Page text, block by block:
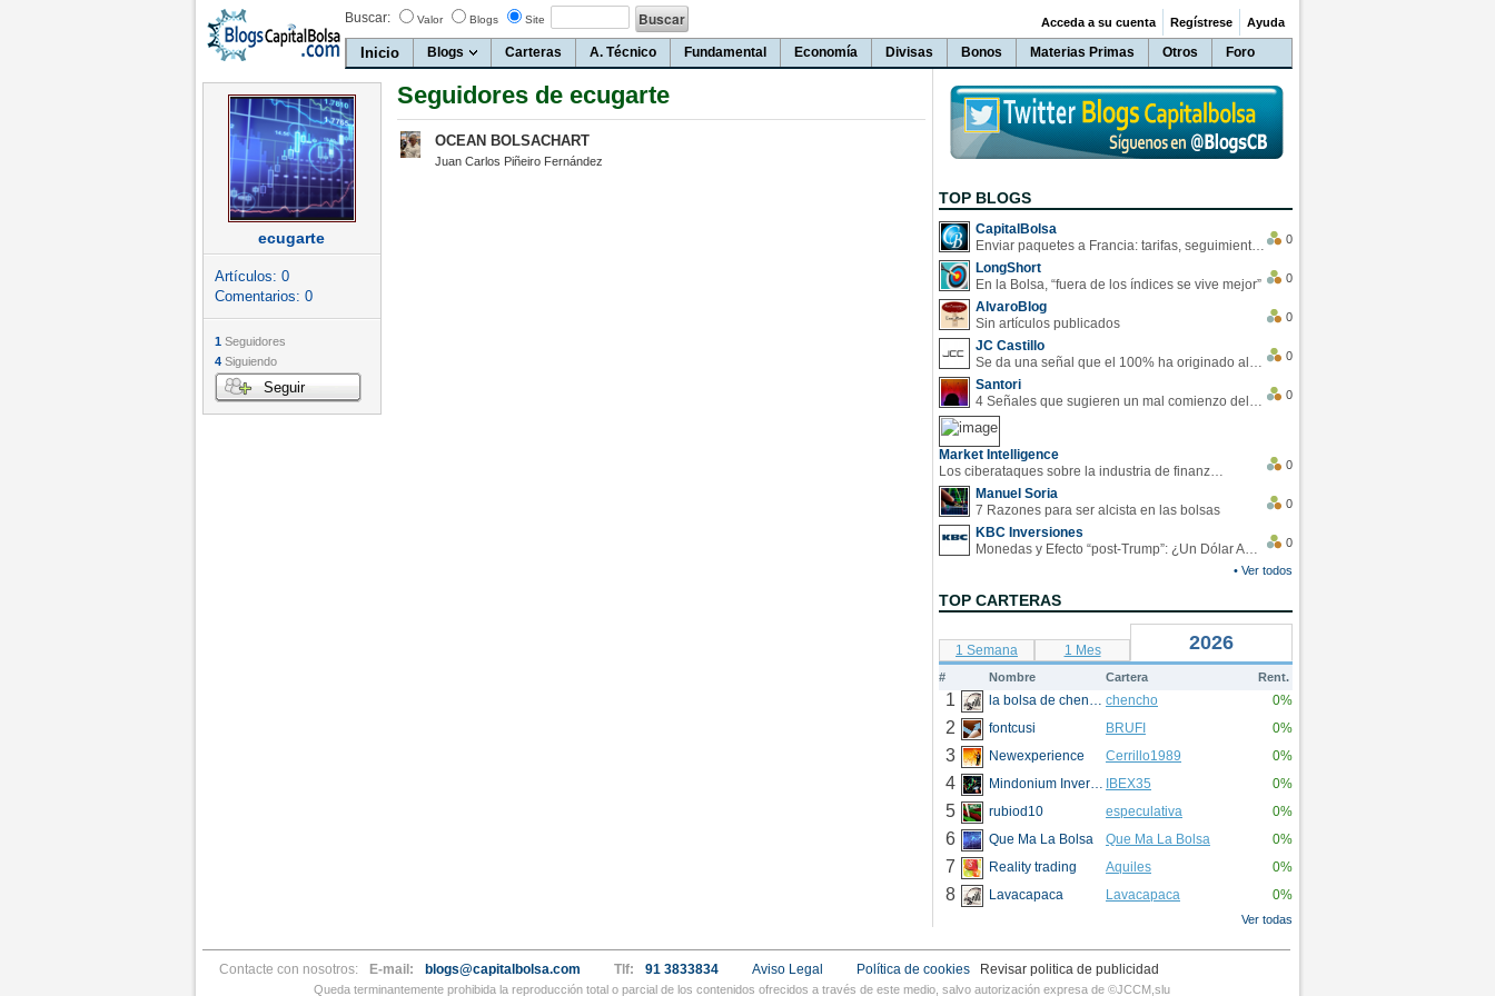
Buscar: Valor Blogs Site
Inicio Blogs Carteras A. Técnico Fundamental Economía Divisas Bonos Materias Primas Otros Foro
Acceda a su cuenta Regístrese Ayuda
ecugarte
Artículos: 0
Comentarios: 0
1 Seguidores
4 Siguiendo
Seguir
Seguidores de ecugarte
OCEAN BOLSACHART
Juan Carlos Piñeiro Fernández
TOP BLOGS
CapitalBolsa
Enviar paquetes a Francia: tarifas, seguimiento y ventajas destacadas
0
LongShort
En la Bolsa, “fuera de los índices se vive mejor”
0
AlvaroBlog
Sin artículos publicados
0
JC Castillo
Se da una señal que el 100% ha originado alzas en las bolsas
0
Santori
4 Señales que sugieren un mal comienzo del 3T de la economía EEUU
0
Market Intelligence
Los ciberataques sobre la industria de finanzas se han duplicado este año
0
Manuel Soria
7 Razones para ser alcista en las bolsas
0
KBC Inversiones
Monedas y Efecto “post-Trump”: ¿Un Dólar Americano operando en rangos?
0
• Ver todos
TOP CARTERAS
1 Semana 1 Mes 2026
# Nombre Cartera Rent.
1 la bolsa de chencho chencho 0%
2 fontcusi BRUFI 0%
3 Newexperience Cerrillo1989 0%
4 Mindonium Inversions IBEX35 0%
5 rubiod10 especulativa 0%
6 Que Ma La Bolsa Que Ma La Bolsa 0%
7 Reality trading Aquiles 0%
8 Lavacapaca Lavacapaca 0%
Ver todas
Contacte con nosotros: E-mail: blogs@capitalbolsa.com Tlf: 91 3833834 Aviso Legal Revisar politica de publicidad
Política de cookies
Queda terminantemente prohibida la reproducción total o parcial de los contenidos ofrecidos a través de este medio, salvo autorización expresa de ©JCCM,slu